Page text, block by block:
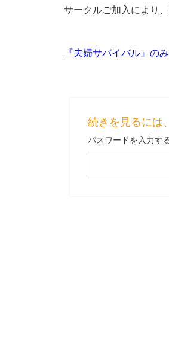
サークルご加入により
『夫婦サバイバル』の
続きを見るには
パスワードを入力す